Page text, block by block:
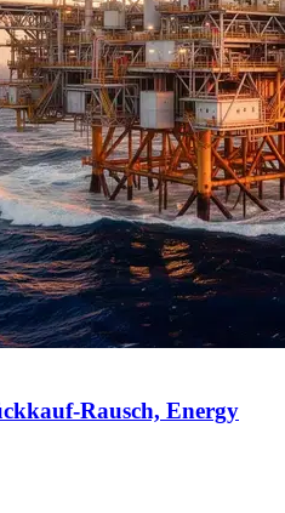
Rausch, Energy